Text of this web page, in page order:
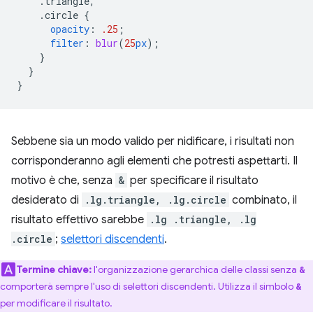
.circle {
opacity : .25 ;
filter : blur(25px);
}
}
}
Sebbene sia un modo valido per nidificare, i risultati non
corrisponderanno agli elementi che potresti aspettarti. Il
motivo è che, senza & per specificare il risultato
desiderato di
.lg.triangle, .lg.circle combinato, il
risultato effettivo sarebbe .lg .triangle, .lg
.circle ; selettori discendenti.
Termine chiave:l'organizzazione gerarchica delle classi senza &
comporterà sempre l'uso di selettori discendenti. Utilizza il simbolo &
per modificare il risultato.